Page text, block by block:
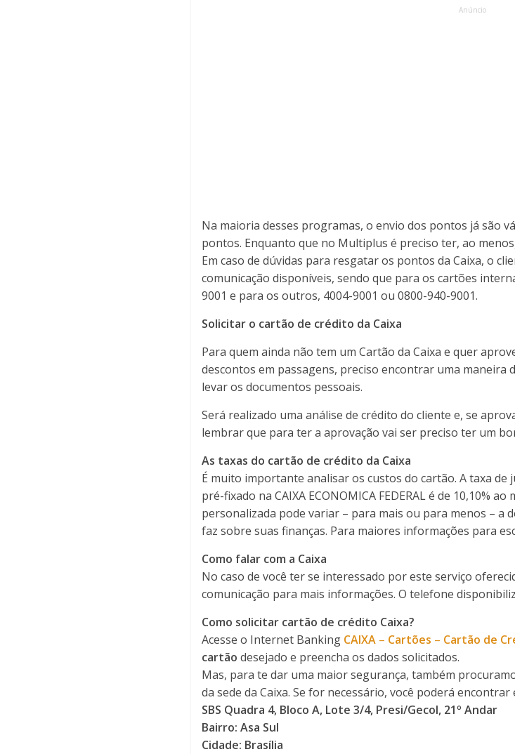
Anúncio
Na maioria desses programas, o envio dos pontos já são
pontos. Enquanto que no Multiplus é preciso ter, ao
Em caso de dúvidas para resgatar os pontos da Caixa, o
comunicação disponíveis, sendo que para os cartões
9001 e para os outros, 4004-9001 ou 0800-940-9001.
Solicitar o cartão de crédito da Caixa
Para quem ainda não tem um Cartão da Caixa e quer
descontos em passagens, preciso encontrar uma maneira
levar os documentos pessoais.
Será realizado uma análise de crédito do cliente e, se
lembrar que para ter a aprovação vai ser preciso ter um
As taxas do cartão de crédito da Caixa
É muito importante analisar os custos do cartão. A taxa
pré-fixado na CAIXA ECONOMICA FEDERAL é de 10,10%
personalizada pode variar – para mais ou para menos – a
faz sobre suas finanças. Para maiores informações para
Como falar com a Caixa
No caso de você ter se interessado por este serviço
comunicação para mais informações. O telefone
Como solicitar cartão de crédito Caixa?
Acesse o Internet Banking CAIXA – Cartões – Cartão de
cartão desejado e preencha os dados solicitados.
Mas, para te dar uma maior segurança, também
da sede da Caixa. Se for necessário, você poderá encontrar
SBS Quadra 4, Bloco A, Lote 3/4, Presi/Gecol, 21º Andar
Bairro: Asa Sul
Cidade: Brasília